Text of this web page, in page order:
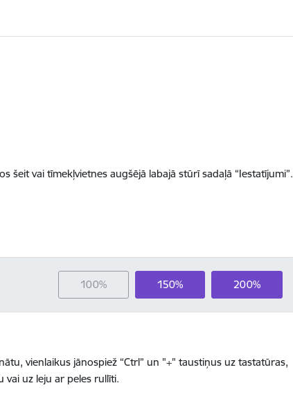
šeit vai tīmekļvietnes augšējā labajā stūrī sadaļā “Iestatījumi”.
100% 150% 200%
vienlaikus jānospiež “Ctrl” un "+" taustiņus uz tastatūras,
vai uz leju ar peles rullīti.